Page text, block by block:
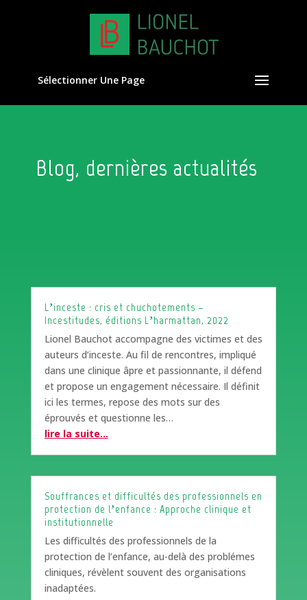
Sélectionner Une Page
Blog, dernières actualités
L’inceste : cris et chuchotements –
Incestitudes, éditions L’harmattan, 2022
Lionel Bauchot accompagne des victimes et des
auteurs d’inceste. Au fil de rencontres, impliqué
dans une clinique âpre et passionnante, il défend
et propose un engagement nécessaire. Il définit
ici les termes, repose des mots sur des
éprouvés et questionne les…
lire la suite…
Souffrances et difficultés des professionnels en
protection de l’enfance : Approche clinique et
institutionnelle
Les difficultés des professionnels de la
protection de l’enfance, au-delà des problémes
cliniques, révèlent souvent des organisations
inadaptées.